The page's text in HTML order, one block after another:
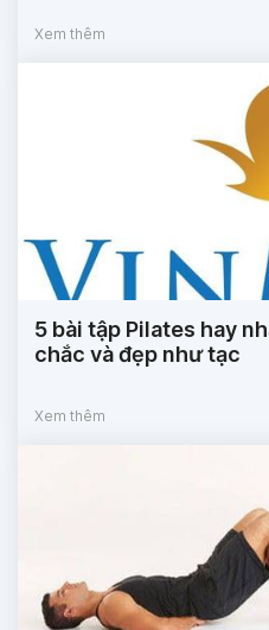
Xem thêm
5 bài tập Pilates hay
chắc và đẹp như tạc
Xem thêm